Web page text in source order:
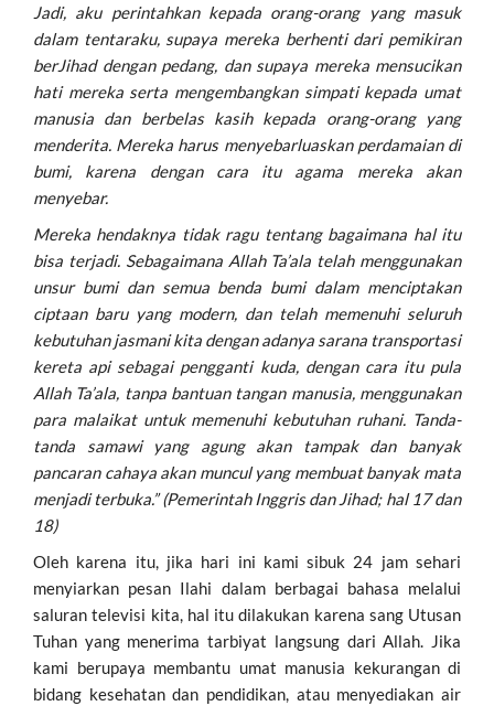
Jadi, aku perintahkan kepada orang-orang yang masuk
dalam tentaraku, supaya mereka berhenti dari pemikiran
berJihad dengan pedang, dan supaya mereka mensucikan
hati mereka serta mengembangkan simpati kepada umat
manusia dan berbelas kasih kepada orang-orang yang
menderita. Mereka harus menyebarluaskan perdamaian di
bumi, karena dengan cara itu agama mereka akan
menyebar.
Mereka hendaknya tidak ragu tentang bagaimana hal itu
bisa terjadi. Sebagaimana Allah Ta’ala telah menggunakan
unsur bumi dan semua benda bumi dalam menciptakan
ciptaan baru yang modern, dan telah memenuhi seluruh
kebutuhan jasmani kita dengan adanya sarana transportasi
kereta api sebagai pengganti kuda, dengan cara itu pula
Allah Ta’ala, tanpa bantuan tangan manusia, menggunakan
para malaikat untuk memenuhi kebutuhan ruhani. Tanda-
tanda samawi yang agung akan tampak dan banyak
pancaran cahaya akan muncul yang membuat banyak mata
menjadi terbuka.” (Pemerintah Inggris dan Jihad; hal 17 dan
18)
Oleh karena itu, jika hari ini kami sibuk 24 jam sehari
menyiarkan pesan Ilahi dalam berbagai bahasa melalui
saluran televisi kita, hal itu dilakukan karena sang Utusan
Tuhan yang menerima tarbiyat langsung dari Allah. Jika
kami berupaya membantu umat manusia kekurangan di
bidang kesehatan dan pendidikan, atau menyediakan air